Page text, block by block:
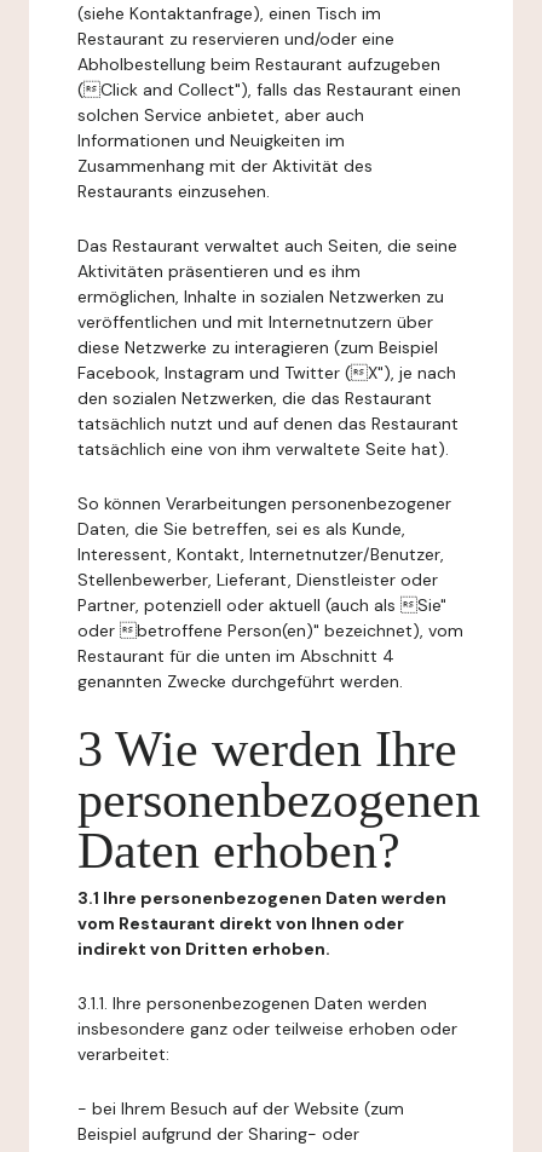
(siehe Kontaktanfrage), einen Tisch im
Restaurant zu reservieren und/oder eine
Abholbestellung beim Restaurant aufzugeben
(Click and Collect"), falls das Restaurant einen
solchen Service anbietet, aber auch
Informationen und Neuigkeiten im
Zusammenhang mit der Aktivität des
Restaurants einzusehen.
Das Restaurant verwaltet auch Seiten, die seine
Aktivitäten präsentieren und es ihm
ermöglichen, Inhalte in sozialen Netzwerken zu
veröffentlichen und mit Internetnutzern über
diese Netzwerke zu interagieren (zum Beispiel
Facebook, Instagram und Twitter (X"), je nach
den sozialen Netzwerken, die das Restaurant
tatsächlich nutzt und auf denen das Restaurant
tatsächlich eine von ihm verwaltete Seite hat).
So können Verarbeitungen personenbezogener
Daten, die Sie betreffen, sei es als Kunde,
Interessent, Kontakt, Internetnutzer/Benutzer,
Stellenbewerber, Lieferant, Dienstleister oder
Partner, potenziell oder aktuell (auch als Sie"
oder betroffene Person(en)" bezeichnet), vom
Restaurant für die unten im Abschnitt 4
genannten Zwecke durchgeführt werden.
3 Wie werden Ihre
personenbezogenen
Daten erhoben?
3.1 Ihre personenbezogenen Daten werden
vom Restaurant direkt von Ihnen oder
indirekt von Dritten erhoben.
3.1.1. Ihre personenbezogenen Daten werden
insbesondere ganz oder teilweise erhoben oder
verarbeitet:
- bei Ihrem Besuch auf der Website (zum
Beispiel aufgrund der Sharing- oder